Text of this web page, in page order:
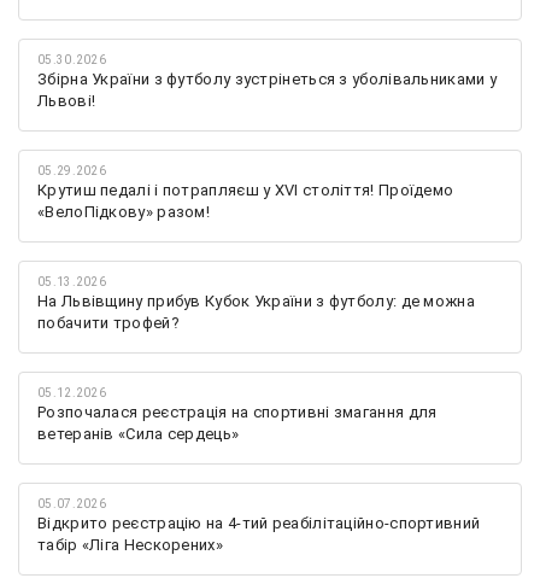
05.30.2026
Збірна України з футболу зустрінеться з уболівальниками у
Львові!
05.29.2026
Крутиш педалі і потрапляєш у XVI століття! Проїдемо
«ВелоПідкову» разом!
05.13.2026
На Львівщину прибув Кубок України з футболу: де можна
побачити трофей?
05.12.2026
Розпочалася реєстрація на спортивні змагання для
ветеранів «Сила сердець»
05.07.2026
Відкрито реєстрацію на 4-тий реабілітаційно-спортивний
табір «Ліга Нескорених»